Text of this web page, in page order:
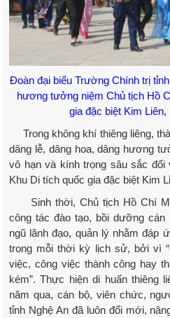
Đoàn đại biểu Trường Chính trị
hương tưởng niệm Chủ tịch Hồ
gia đặc biệt Kim
Trong không khí thiêng liêng,
dâng lễ, dâng hoa, dâng hương
vô hạn và kính trọng sâu sắc
Khu Di tích quốc gia đặc biệt Kim
Sinh thời, Chủ tịch Hồ Chí
công tác đào tạo, bồi dưỡng
ngũ lãnh đạo, quản lý nhằm đáp
trong mỗi thời kỳ lịch sử, bởi vì
việc, công việc thành công hay
kém”. Thực hiện di huấn thiêng
năm qua, cán bộ, viên chức,
tỉnh Nghệ An đã luôn đổi mới,